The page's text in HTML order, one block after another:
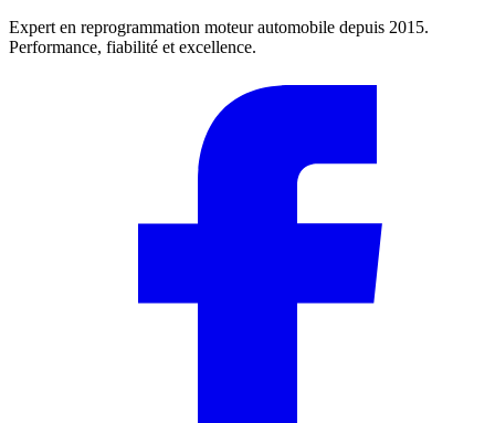
Expert en reprogrammation moteur automobile depuis 2015.
Performance, fiabilité et excellence.